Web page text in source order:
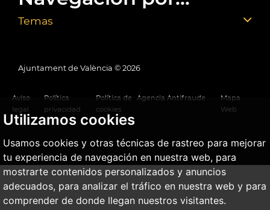
Utilizamos cookies
Usamos cookies y otras técnicas de rastreo para mejorar
tu experiencia de navegación en nuestra web, para
mostrarte contenidos personalizados y anuncios
adecuados, para analizar el tráfico en nuestra web y para
comprender de donde llegan nuestros visitantes.
Temas
Ajuntament de València © 2026
Aviso
legal
Política
privacidad
Política de
cookies
Agencia Antifraude
Mapa
Web